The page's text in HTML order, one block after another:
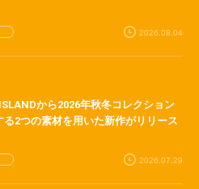
2026.08.04
から2026年秋冬コレクション
る2つの素材を用いた新作がリリース
2026.07.29